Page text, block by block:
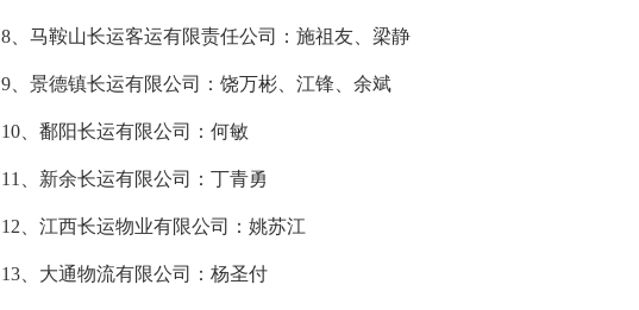
8、马鞍山长运客运有限责任公司：施祖友、梁静
9、景德镇长运有限公司：饶万彬、江锋、余斌
10、鄱阳长运有限公司：何敏
11、新余长运有限公司：丁青勇
12、江西长运物业有限公司：姚苏江
13、大通物流有限公司：杨圣付